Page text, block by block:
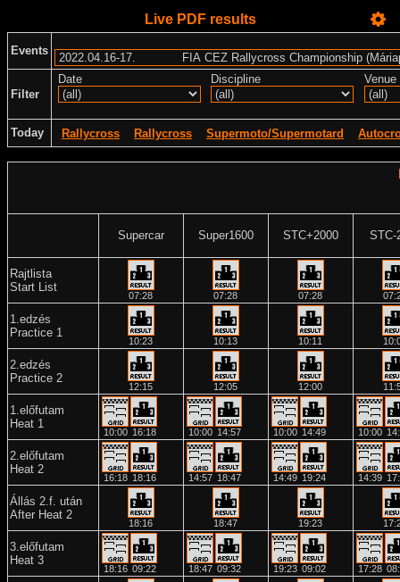
Live PDF results
Events
Filter
Date Discipline Venue
Today Rallycross Rallycross Supermoto/Supermotard
Supercar Super1600 STC+2000 STC-
Rajtlista
Start List
07:28 07:28 07:28
1.edzés
Practice 1
10:23 10:13 10:11
2.edzés
Practice 2
12:15 12:05 12:00
1.előfutam
Heat 1
10:00 16:18 10:00 14:57 10:00 14:49 10:00
2.előfutam
Heat 2
16:18 18:16 14:57 18:47 14:49 19:24 14:39
Állás 2.f. után
After Heat 2
18:16 18:47 19:23
3.előfutam
Heat 3
18:16 09:22 18:47 09:32 19:23 09:02 17:28